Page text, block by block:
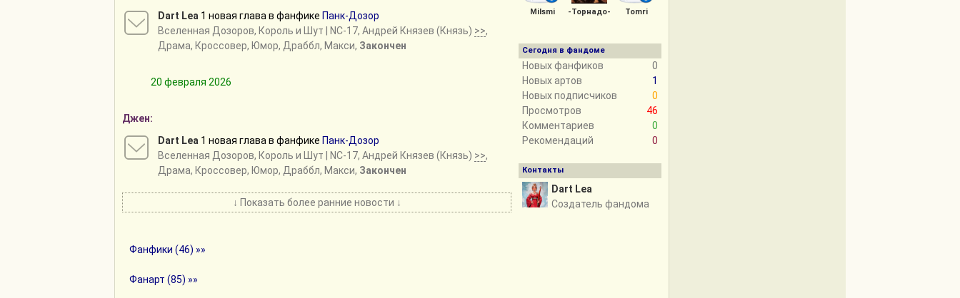
Dart Lea 1 новая глава в фанфике Панк-Дозор
Вселенная Дозоров, Король и Шут | NC-17, Андрей Князев (Князь) >>,
Драма, Кроссовер, Юмор, Драббл, Макси, Закончен
20 февраля 2026
Джен:
Dart Lea 1 новая глава в фанфике Панк-Дозор
Вселенная Дозоров, Король и Шут | NC-17, Андрей Князев (Князь) >>,
Драма, Кроссовер, Юмор, Драббл, Макси, Закончен
↓ Показать более ранние новости ↓
Фанфики (46) »»
Фанарт (85) »»
Milsmi -Торнадо- Tomri
Сегодня в фандоме
Новых фанфиков
0
Новых артов
1
Новых подписчиков
0
Просмотров
46
Комментариев
0
Рекомендаций
0
Контакты
Dart Lea
Создатель фандома